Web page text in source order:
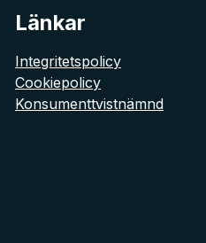
Länkar
Integritetspolicy
Cookiepolicy
Konsumenttvistnämnd